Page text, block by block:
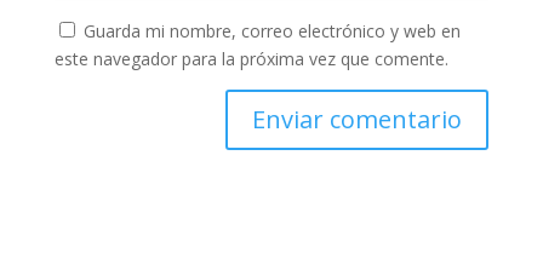
Guarda mi nombre, correo electrónico y web en
este navegador para la próxima vez que comente.